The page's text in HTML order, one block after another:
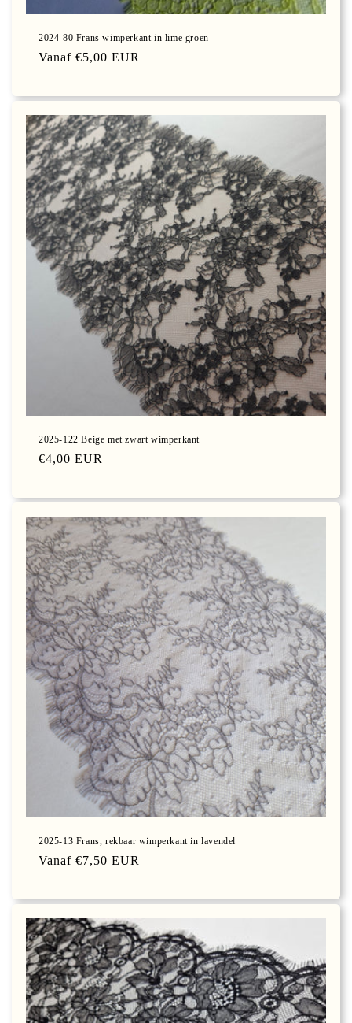
2024-80 Frans wimperkant in lime groen
Normale
Vanaf €5,00 EUR
2025-122 Beige met zwart wimperkant
Normale
€4,00 EUR
2025-13 Frans, rekbaar wimperkant in lavendel
Normale
Vanaf €7,50 EUR